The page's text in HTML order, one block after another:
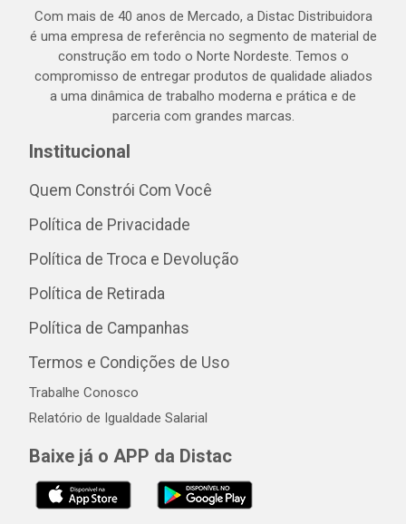
Com mais de 40 anos de Mercado, a Distac Distribuidora
é uma empresa de referência no segmento de material de
construção em todo o Norte Nordeste. Temos o
compromisso de entregar produtos de qualidade aliados
a uma dinâmica de trabalho moderna e prática e de
parceria com grandes marcas.
Institucional
Quem Constrói Com Você
Política de Privacidade
Política de Troca e Devolução
Política de Retirada
Política de Campanhas
Termos e Condições de Uso
Trabalhe Conosco
Relatório de Igualdade Salarial
Baixe já o APP da Distac